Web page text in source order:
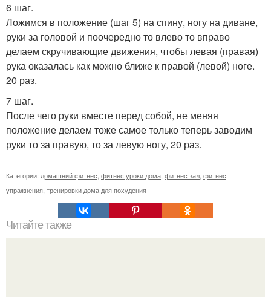
6 шаг.
Ложимся в положение (шаг 5) на спину, ногу на диване,
руки за головой и поочередно то влево то вправо
делаем скручивающие движения, чтобы левая (правая)
рука оказалась как можно ближе к правой (левой) ноге.
20 раз.
7 шаг.
После чего руки вместе перед собой, не меняя
положение делаем тоже самое только теперь заводим
руки то за правую, то за левую ногу, 20 раз.
Категории: домашний фитнес фитнес уроки дома фитнес зал фитнес
упражнения тренировки дома для похудения
Читайте также